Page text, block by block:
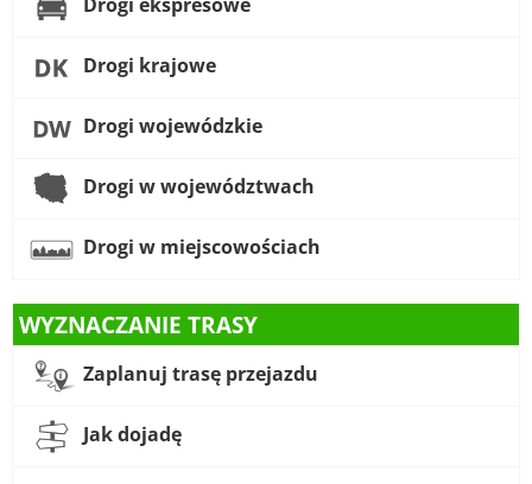
Drogi krajowe
Drogi wojewódzkie
Drogi w województwach
Drogi w miejscowościach
WYZNACZANIE TRASY
Zaplanuj trasę przejazdu
Jak dojadę